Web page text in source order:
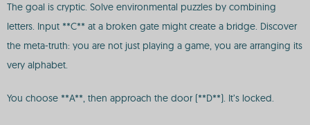
The goal is cryptic. Solve environmental puzzles by combining
letters. Input **C** at a broken gate might create a bridge. Discover
the meta-truth: you are not just playing a game, you are arranging its
very alphabet.
You choose **A**, then approach the door (**D**). It’s locked.